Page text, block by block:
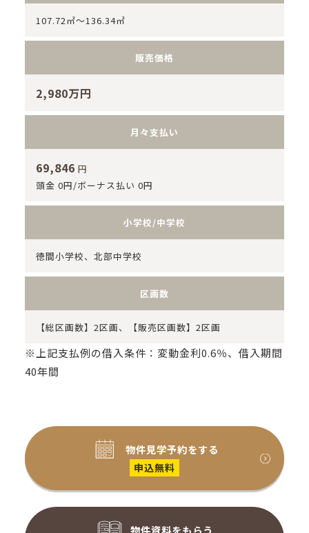
107.72㎡～136.34㎡
販売価格
2,980万円
月々支払い
69,846 円
頭金 0円/ボーナス払い 0円
小学校/中学校
徳間小学校、北部中学校
区画数
【総区画数】2区画、【販売区画数】2区画
※上記支払例の借入条件：変動金利0.6％、借入期間
40年間
物件見学予約をする
申込無料
物件資料をもらう